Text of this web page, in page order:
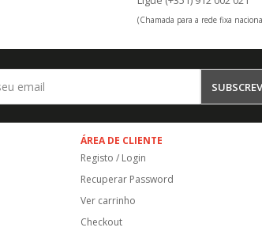
(Chamada para a rede fixa
ÁREA DE CLIENTE
Registo / Login
Recuperar Password
Ver carrinho
Checkout